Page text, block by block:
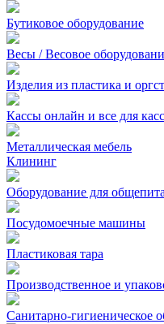
Бутиковое оборудование
Весы / Весовое
Изделия из пластика и
Кассы онлайн и все для
Металлическая мебель
Клининг
Оборудование для общепита
Посудомоечные машины
Пластиковая тара
Производственное и
Санитарно-гигиеническое